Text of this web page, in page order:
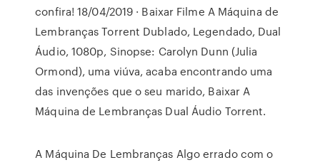
confira! 18/04/2019 · Baixar Filme A Máquina de
Lembranças Torrent Dublado, Legendado, Dual
Áudio, 1080p, Sinopse: Carolyn Dunn (Julia
Ormond), uma viúva, acaba encontrando uma
das invenções que o seu marido, Baixar A
Máquina de Lembranças Dual Áudio Torrent.
A Máquina De Lembranças Algo errado com o